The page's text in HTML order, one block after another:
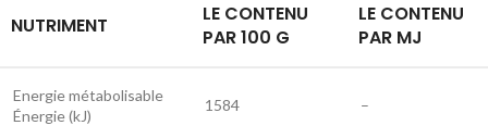
NUTRIMENT
LE CONTENU
PAR 100 G
LE CONTENU
PAR MJ
Energie métabolisable
Énergie (kJ)
1584 –